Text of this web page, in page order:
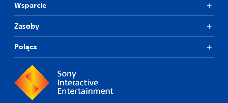
Wsparcie
Zasoby
Połącz